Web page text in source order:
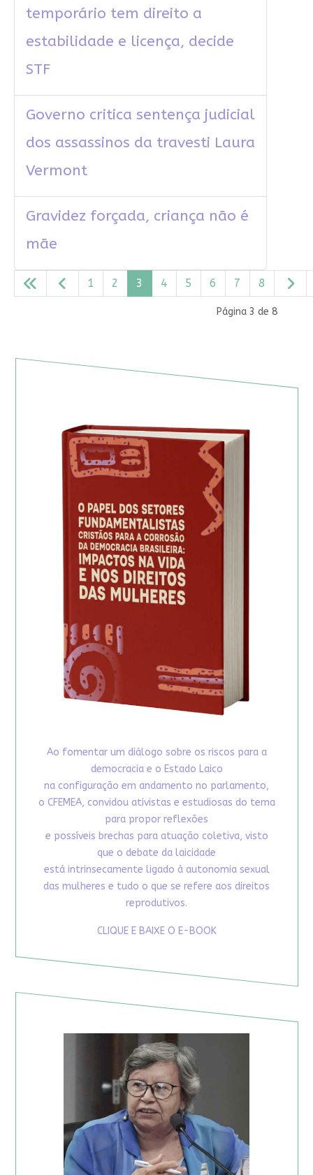
temporário tem direito a
estabilidade e licença, decide
STF
Governo critica sentença judicial
dos assassinos da travesti Laura
Vermont
Gravidez forçada, criança não é
mãe
Página 3 de 8
1 2 3 4 5 6 7 8
Ao fomentar um diálogo sobre os riscos para a
democracia e o Estado Laico
na configuração em andamento no parlamento,
o CFEMEA, convidou ativistas e estudiosas do tema
para propor reflexões
e possíveis brechas para atuação coletiva, visto
que o debate da laicidade
está intrinsecamente ligado à autonomia sexual
das mulheres e tudo o que se refere aos direitos
reprodutivos.
CLIQUE E BAIXE O E-BOOK